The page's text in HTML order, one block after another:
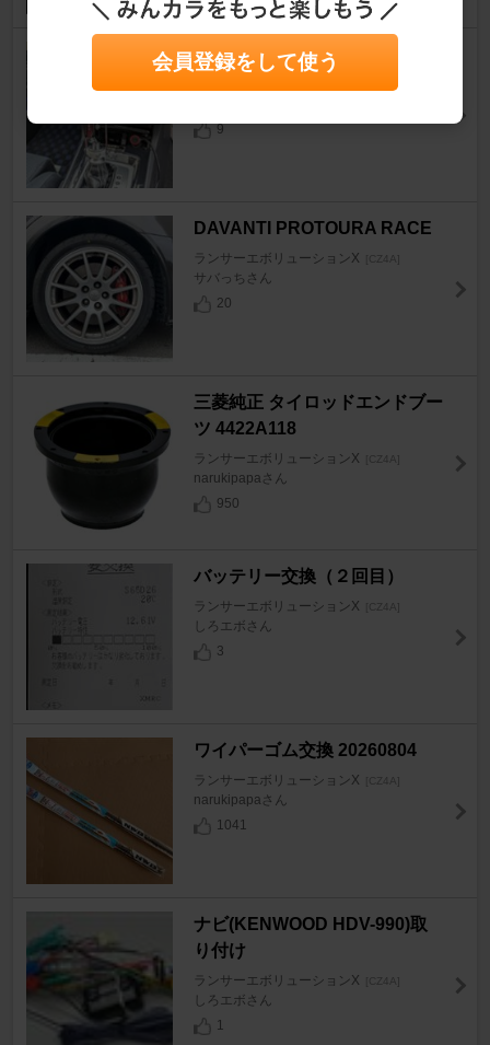
COLT SPEED GTシフター
[CZ4A]
9
DAVANTI PROTOURA RACE
ランサーエボリューションX [CZ4A]
サバっちさん
20
三菱純正 タイロッドエンドブー
ツ 4422A118
ランサーエボリューションX [CZ4A]
narukipapaさん
950
バッテリー交換（２回目）
ランサーエボリューションX [CZ4A]
しろエボさん
3
ワイパーゴム交換 20260804
ランサーエボリューションX [CZ4A]
narukipapaさん
1041
ナビ(KENWOOD HDV-990)取
り付け
ランサーエボリューションX [CZ4A]
しろエボさん
1
会員登録をして使う